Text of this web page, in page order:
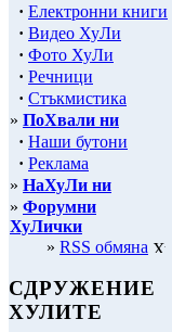
· Електронни книги
· Видео ХуЛи
· Фото ХуЛи
· Речници
· Стъкмистика
» ПоХвали ни
· Наши бутони
· Реклама
» НаХуЛи ни
» Форумни
ХуЛички
» RSS обмяна
СДРУЖЕНИЕ
ХУЛИТЕ